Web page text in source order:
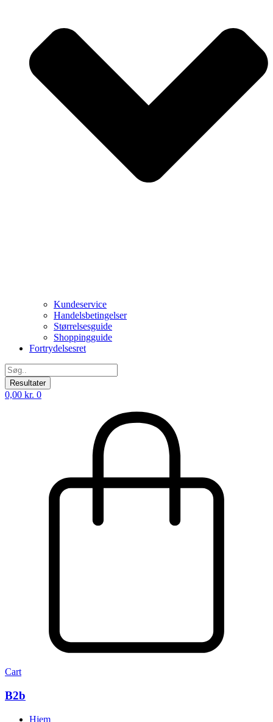
Kundeservice
Handelsbetingelser
Størrelsesguide
Shoppingguide
Fortrydelsesret
Search
...Resultater
0,00 kr. 0
Cart
B2b
Hjem